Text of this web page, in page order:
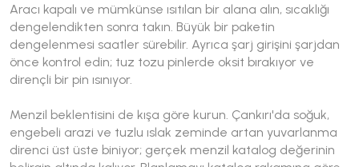
Aracı kapalı ve mümkünse ısıtılan bir alana alın, sıcaklığı
dengelendikten sonra takın. Büyük bir paketin
dengelenmesi saatler sürebilir. Ayrıca şarj girişini şarjdan
önce kontrol edin; tuz tozu pinlerde oksit bırakıyor ve
dirençli bir pin ısınıyor.
Menzil beklentisini de kışa göre kurun. Çankırı'da soğuk,
engebeli arazi ve tuzlu ıslak zeminde artan yuvarlanma
direnci üst üste biniyor; gerçek menzil katalog değerinin